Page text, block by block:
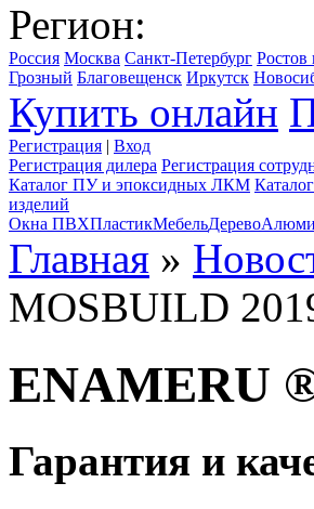
Регион:
Россия Москва Санкт-Петербург
Грозный Благовещенск Иркутск
Купить онлайн
Регистрация | Вход
Регистрация дилера Регистрация
Каталог ПУ и эпоксидных ЛКМ
изделий
Окна ПВХПластикМебельДерево
Главная »
MOSBUILD
ENAMERU
Гарантия и